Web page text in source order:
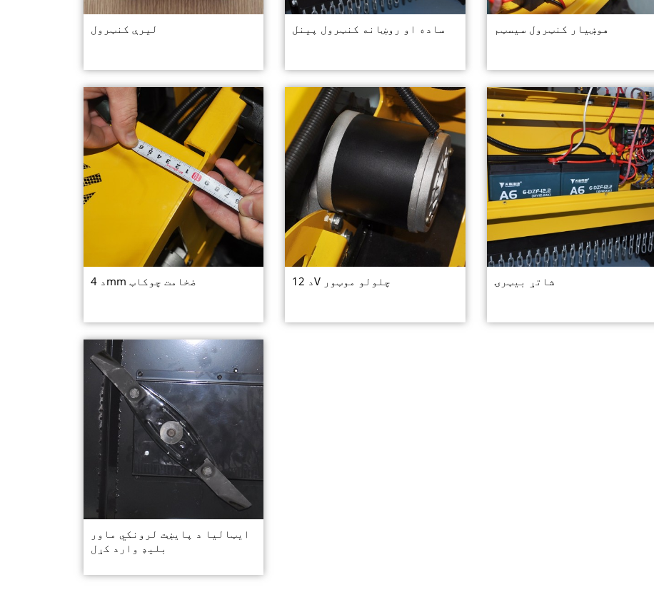
لیرې کنټرول ساده او روښانه کنټرول پینل هوښیار کنټرول سیسټم
د 4mm ضخامت چوکاټ د 12V چلولو موټور شاتړ بیټرۍ
ایټالیا د پایښت لرونکي ماور
بلیډ وارد کړل